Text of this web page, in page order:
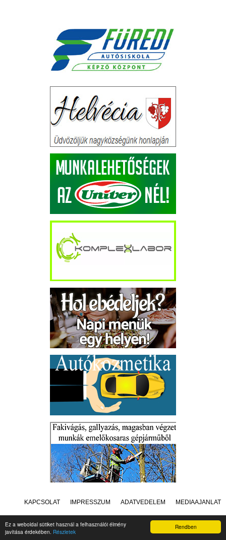
Rendben
Ez a weboldal sütiket használ a felhasználói élmény
javítása érdekében. Részletek
KAPCSOLAT IMPRESSZUM ADATVÉDELEM MÉDIAAJÁNLAT
Készítette:Raster Studio